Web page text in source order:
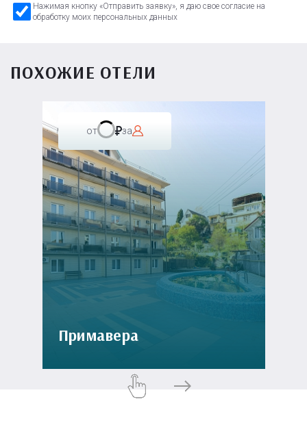
Нажимая кнопку «Отправить заявку», я даю свое согласие на
обработку моих персональных данных
ПОХОЖИЕ ОТЕЛИ
от за
Примавера